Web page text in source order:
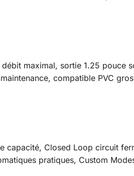
maximal, sortie 1.25 pouce
compatible PVC
capacité, Closed Loop circuit
pratiques, Custom